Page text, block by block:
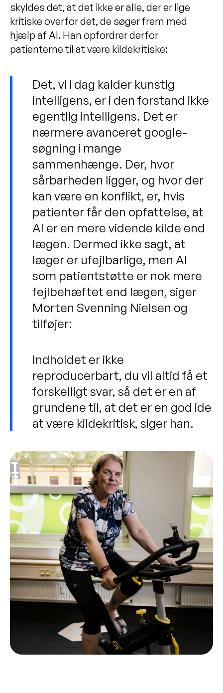
skyldes det, at det ikke er alle, der er lige
kritiske overfor det, de søger frem med
hjælp af AI. Han opfordrer derfor
patienterne til at være kildekritiske:
Det, vi i dag kalder kunstig
intelligens, er i den forstand ikke
egentlig intelligens. Det er
nærmere avanceret google-
søgning i mange
sammenhænge. Der, hvor
sårbarheden ligger, og hvor der
kan være en konflikt, er, hvis
patienter får den opfattelse, at
AI er en mere vidende kilde end
lægen. Dermed ikke sagt, at
læger er ufejlbarlige, men AI
som patientstøtte er nok mere
fejlbehæftet end lægen, siger
Morten Svenning Nielsen og
tilføjer:
Indholdet er ikke
reproducerbart, du vil altid få et
forskelligt svar, så det er en af
grundene til, at det er en god ide
at være kildekritisk, siger han.